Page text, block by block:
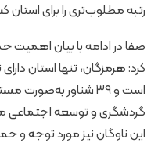
رتبه مطلوب‌تری را برای
صفا در ادامه با بیان اهمیت
کرد: هرمزگان، تنها استان
است و ۳۹ شناور
گردشگری و توسعه اجتماعی
این ناوگان نیز مورد توجه و